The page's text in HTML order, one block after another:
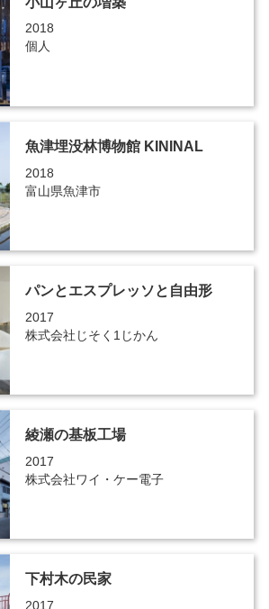
2018
個人
魚津埋没林博物館 KININAL
2018
富山県魚津市
パンとエスプレッソと自由形
2017
株式会社じそく1じかん
綾瀬の基板工場
2017
株式会社ワイ・ケー電子
下村木の民家
2017